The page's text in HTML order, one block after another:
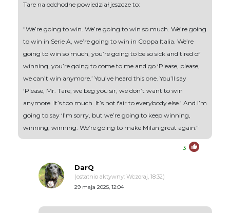
Tare na odchodne powiedział jeszcze to:
"We’re going to win. We’re going to win so much. We’re going
to win in Serie A, we’re going to win in Coppa Italia. We’re
going to win so much, you’re going to be so sick and tired of
winning, you’re going to come to me and go ‘Please, please,
we can’t win anymore.’ You’ve heard this one. You’ll say
‘Please, Mr. Tare, we beg you sir, we don’t want to win
anymore. It’s too much. It’s not fair to everybody else.’ And I’m
going to say ‘I’m sorry, but we’re going to keep winning,
winning, winning. We’re going to make Milan great again."
3
DarQ
(ostatnio aktywny: Wczoraj, 18:32)
29 maja 2025, 12:04